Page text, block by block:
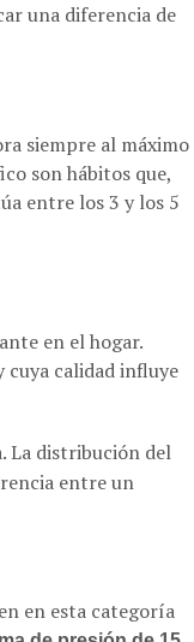
una diferencia de
siempre al máximo
son hábitos que,
entre los 3 y los 5
en el hogar.
cuya calidad influye
La distribución del
entre un
en esta categoría